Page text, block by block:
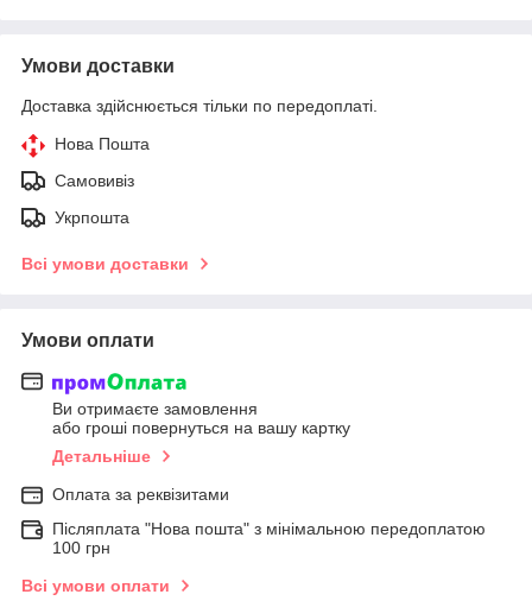
Умови доставки
Доставка здійснюється тільки по передоплаті.
Нова Пошта
Самовивіз
Укрпошта
Всі умови доставки
Умови оплати
Ви отримаєте замовлення
або гроші повернуться на вашу картку
Детальніше
Оплата за реквізитами
Післяплата "Нова пошта" з мінімальною передоплатою
100 грн
Всі умови оплати